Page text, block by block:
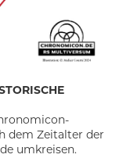
dem Zeitalter der
umkreisen.